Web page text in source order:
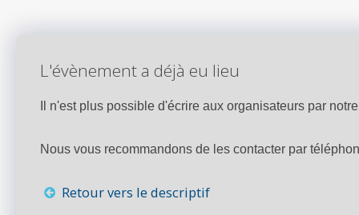
L'évènement a déjà eu lieu
Il n'est plus possible d'écrire aux organisateurs par
Nous vous recommandons de les contacter par
Retour vers le descriptif